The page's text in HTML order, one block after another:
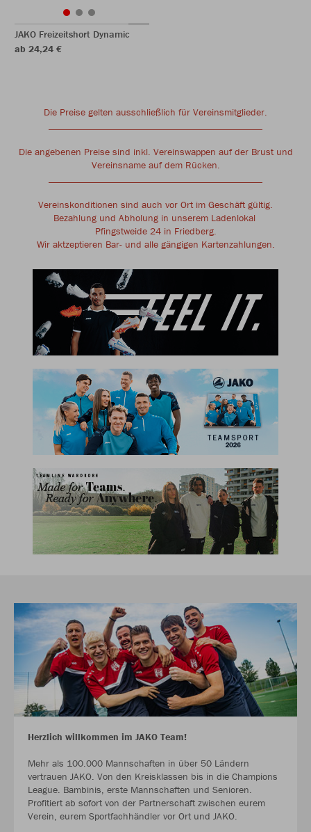
JAKO Freizeitshort Dynamic
ab 24,24 €
Die Preise gelten ausschließlich für Vereinsmitglieder.
Die angebenen Preise sind inkl. Vereinswappen auf der Brust und
Vereinsname auf dem Rücken.
Vereinskonditionen sind auch vor Ort im Geschäft gültig.
Bezahlung und Abholung in unserem Ladenlokal
Pfingstweide 24 in Friedberg.
Wir aktzeptieren Bar- und alle gängigen Kartenzahlungen.
Herzlich willkommen im JAKO Team!
Mehr als 100.000 Mannschaften in über 50 Ländern
vertrauen JAKO. Von den Kreisklassen bis in die Champions
League. Bambinis, erste Mannschaften und Senioren.
Profitiert ab sofort von der Partnerschaft zwischen eurem
Verein, eurem Sportfachhändler vor Ort und JAKO.